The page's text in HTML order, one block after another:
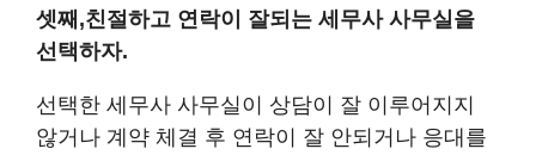
셋째,친절하고 연락이 잘되는 세무사 사무실을
선택하자.
선택한 세무사 사무실이 상담이 잘 이루어지지
않거나 계약 체결 후 연락이 잘 안되거나 응대를